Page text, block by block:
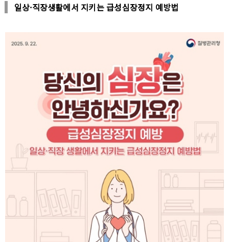
일상·직장생활에서 지키는 급성심장정지 예방법